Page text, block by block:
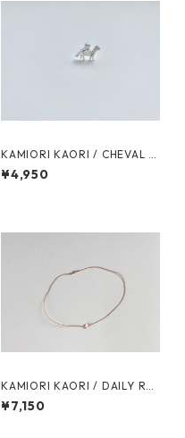
KAMIORI KAORI / CHEVAL R
EF3 PIERCE
¥4,950
KAMIORI KAORI / DAILY REF
45 NECKLACE
¥7,150